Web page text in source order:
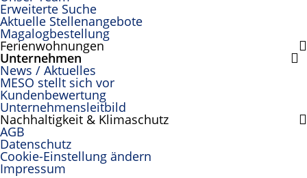
Erweiterte Suche
Aktuelle Stellenangebote
Magalogbestellung
Ferienwohnungen
Unternehmen
News / Aktuelles
MESO stellt sich vor
Kundenbewertung
Unternehmensleitbild
Nachhaltigkeit & Klimaschutz
AGB
Datenschutz
Cookie-Einstellung ändern
Impressum